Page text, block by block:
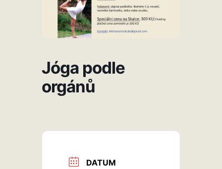
Jóga podle
orgánů
DATUM